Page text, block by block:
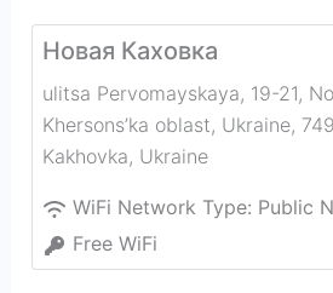
Новая Каховка
ulitsa Pervomayskaya, 19-21,
Khersons’ka oblast, Ukraine,
Kakhovka, Ukraine
WiFi Network Type: Public
Free WiFi